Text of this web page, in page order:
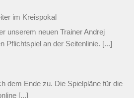
im Kreispokal
unserem neuen Trainer Andrej
Pflichtspiel an der Seitenlinie. [...]
dem Ende zu. Die Spielpläne für die
[...]